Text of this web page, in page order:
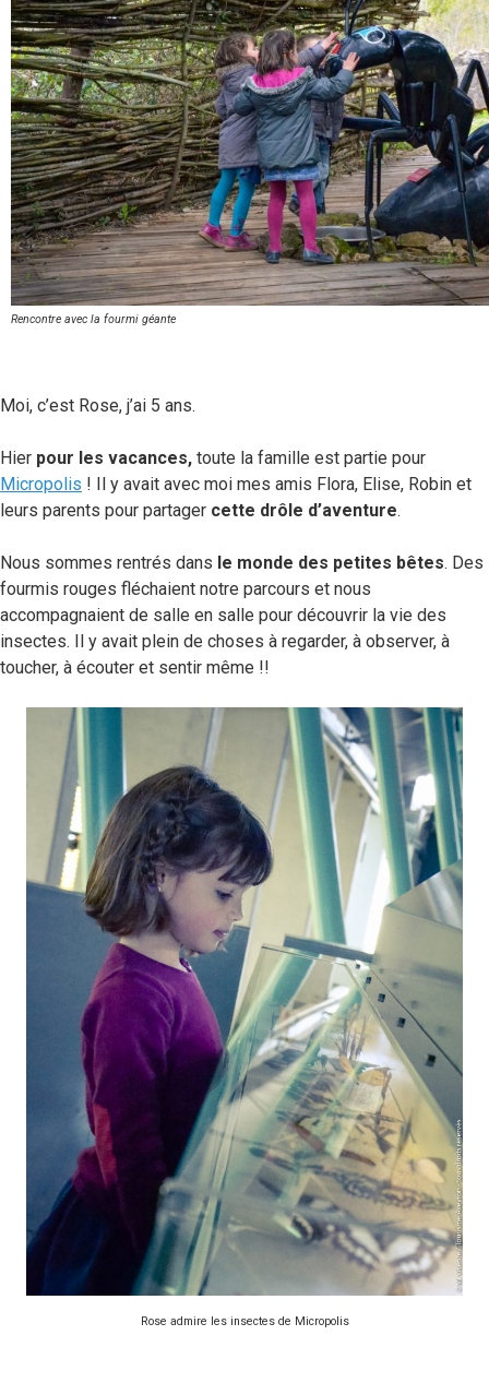
Rencontre avec la fourmi géante
Moi, c’est Rose, j’ai 5 ans.
Hier pour les vacances, toute la famille est partie pour
Micropolis ! Il y avait avec moi mes amis Flora, Elise, Robin et
leurs parents pour partager cette drôle d’aventure.
Nous sommes rentrés dans le monde des petites bêtes. Des
fourmis rouges fléchaient notre parcours et nous
accompagnaient de salle en salle pour découvrir la vie des
insectes. Il y avait plein de choses à regarder, à observer, à
toucher, à écouter et sentir même !!
Rose admire les insectes de Micropolis